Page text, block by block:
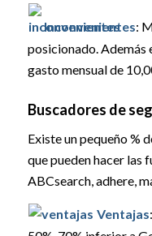
Inconvenientes:
posicionado.
gasto mensual de
Buscadores de
Existe un pequeño %
que pueden hacer las
ABCsearch, adhere,
Ventajas